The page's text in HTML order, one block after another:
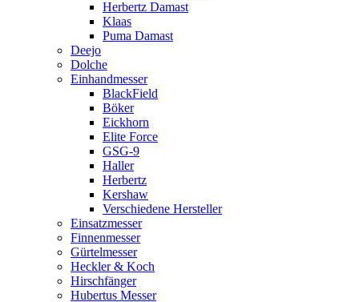
Herbertz Damast
Klaas
Puma Damast
Deejo
Dolche
Einhandmesser
BlackField
Böker
Eickhorn
Elite Force
GSG-9
Haller
Herbertz
Kershaw
Verschiedene Hersteller
Einsatzmesser
Finnenmesser
Gürtelmesser
Heckler & Koch
Hirschfänger
Hubertus Messer